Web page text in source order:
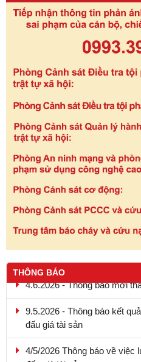
THÔNG BÁO
9.5.2026 - Thông báo kết
đấu giá tài sản
4/5/2026 Thông báo về việc
đấu giá tài sản